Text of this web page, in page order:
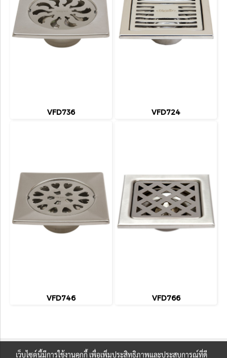
VFD736 VFD724
VFD746 VFD766
เว็บไซต์นี้มีการใช้งานคุกกี้ เพื่อเพิ่มประสิทธิภาพและประสบการณ์ที่ดี